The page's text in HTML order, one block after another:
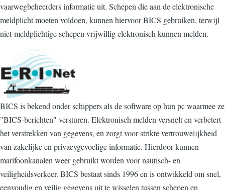
vaarwegbeheerders informatie uit. Schepen die aan de elektronische
meldplicht moeten voldoen, kunnen hiervoor BICS gebruiken, terwijl
niet-meldplichtige schepen vrijwillig elektronisch kunnen melden.
BICS is bekend onder schippers als de software op hun pc waarmee ze
"BICS-berichten" versturen. Elektronisch melden versnelt en verbetert
het verstrekken van gegevens, en zorgt voor strikte vertrouwelijkheid
van zakelijke en privacygevoelige informatie. Hierdoor kunnen
marifoonkanalen weer gebruikt worden voor nautisch- en
veiligheidsverkeer. BICS bestaat sinds 1996 en is ontwikkeld om snel,
eenvoudig en veilig gegevens uit te wisselen tussen schepen en